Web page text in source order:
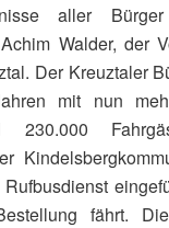
aller
Walder, der
Der Kreuztaler
mit nun
230.000
fährt.